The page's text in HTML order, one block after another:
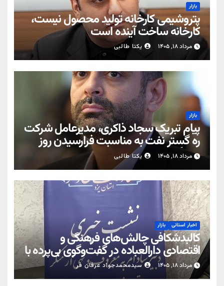
بازار
پتروشیمی کارخانه تولید محصول نیست،
کارخانه ساخت آینده است
مرداد ۱۸, ۱۴۰۵ یکتا طالبی
بازار
پیام تبریک سجاد ذاکری، مدیرعامل شرکت
ره‌ گستر نفت به مناسبت فرارسیدن روز
خبرنگار
مرداد ۱۸, ۱۴۰۵ یکتا طالبی
اخبار استانی بازار
کالبدشکافی چالش‌های فرهنگی و
اقتصادی دارالعباده در گفت‌وگوی بی‌پرده با
رسانه‌ها؛ خط‌کشی میان قانون‌گرایی و
برخورد سلیقه‌ای؛ تبیین کارکرد ستاد امر به
مرداد ۱۸, ۱۴۰۵ سیدمحمدجواد عرفان فر